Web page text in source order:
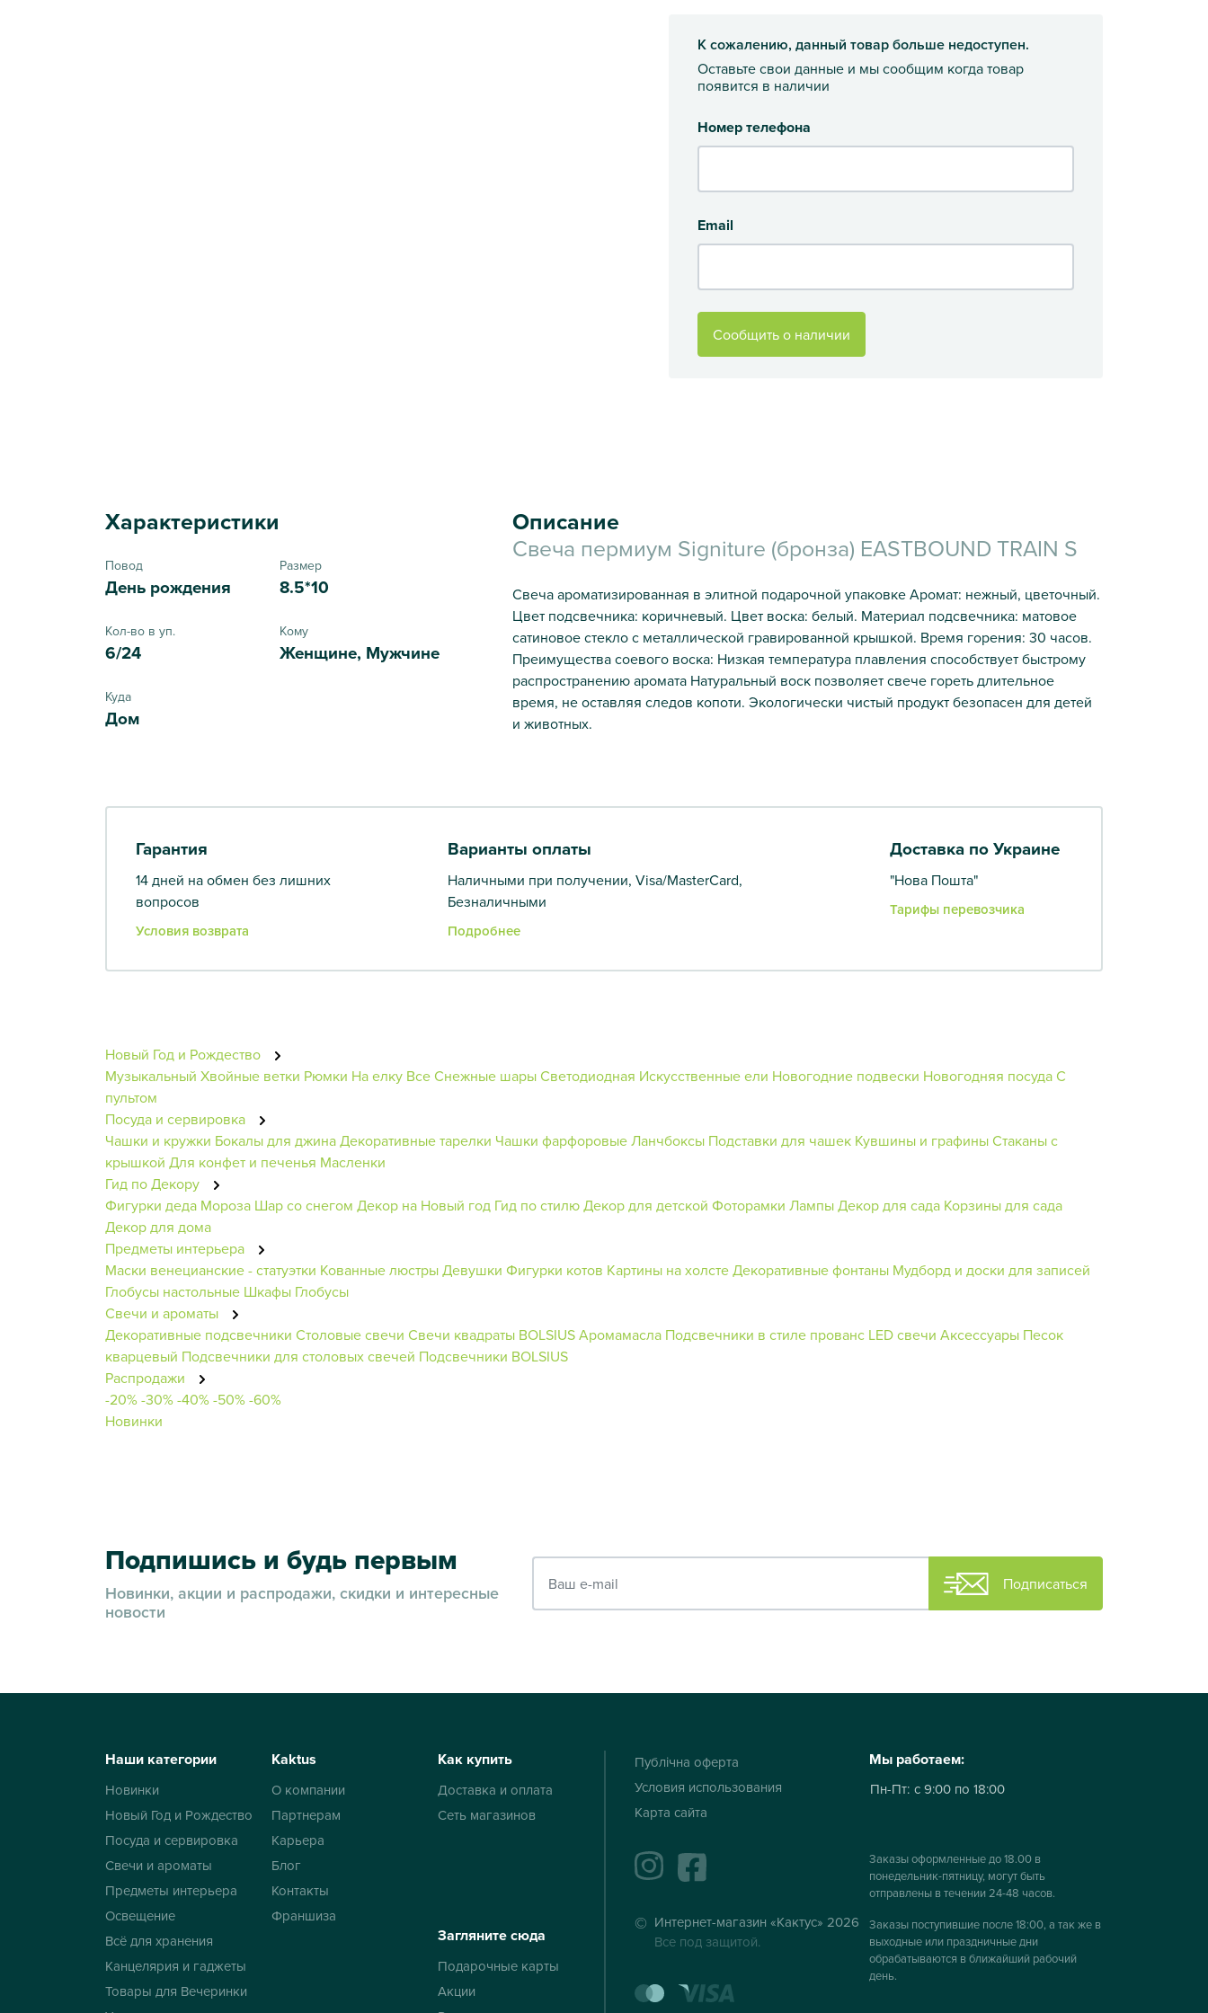
К сожалению, данный товар больше недоступен.
Оставьте свои данные и мы сообщим когда товар
появится в наличии
Номер телефона
Email
Сообщить о наличии
Характеристики
Повод
День рождения
Размер
8.5*10
Кол-во в уп.
6/24
Кому
Женщине, Мужчине
Куда
Дом
Описание
Свеча пермиум Signiture (бронза) EASTBOUND TRAIN S
Свеча ароматизированная в элитной подарочной упаковке Аромат: нежный, цветочный.
Цвет подсвечника: коричневый. Цвет воска: белый. Материал подсвечника: матовое
сатиновое стекло с металлической гравированной крышкой. Время горения: 30 часов.
Преимущества соевого воска: Низкая температура плавления способствует быстрому
распространению аромата Натуральный воск позволяет свече гореть длительное
время, не оставляя следов копоти. Экологически чистый продукт безопасен для детей
и животных.
Гарантия
14 дней на обмен без лишних
вопросов
Условия возврата
Варианты оплаты
Наличными при получении, Visa/MasterCard,
Безналичными
Подробнее
Доставка по Украине
"Нова Пошта"
Тарифы перевозчика
Новый Год и Рождество
Музыкальный Хвойные ветки Рюмки На елку Все Снежные шарыСветодиодная Искусственные ели Новогодние подвески Новогодняя посудаС
пультом
Посуда и сервировка
Чашки и кружки Бокалы для джинаДекоративные тарелки Чашки фарфоровыеЛанчбоксы Подставки для чашек Кувшины и графиныСтаканы с
крышкой Для конфет и печенья Масленки
Гид по Декору
Фигурки деда Мороза Шар со снегом Декор на Новый год Гид по стилюДекор для детской Фоторамки ЛампыДекор для сада Корзины для сада
Декор для дома
Предметы интерьера
Маски венецианские - статуэтки Кованные люстрыДевушки Фигурки котов Картины на холстеДекоративные фонтаны Мудборд и доски для записей
Глобусы настольные Шкафы Глобусы
Свечи и ароматы
Декоративные подсвечники Столовые свечи Свечи квадраты BOLSIUSАромамасла Подсвечники в стиле прованс LED свечи Аксессуары Песок
кварцевый Подсвечники для столовых свечей Подсвечники BOLSIUS
Распродажи
-20%-30%-40%-50%-60%
Новинки
Подпишись и будь первым
Новинки, акции и распродажи, скидки и интересные
новости
Подписаться
Наши категории
Новинки
Новый Год и Рождество
Посуда и сервировка
Свечи и ароматы
Предметы интерьера
Освещение
Всё для хранения
Канцелярия и гаджеты
Товары для Вечеринки
Kaktus
О компании
Партнерам
Карьера
Блог
Контакты
Франшиза
Как купить
Доставка и оплата
Сеть магазинов
Загляните сюда
Подарочные карты
Акции
Публічна оферта
Условия использования
Карта сайта
instagramfacebook
Интернет-магазин «Кактус» 2026
Все под защитой.
mastercard
Мы работаем:
Пн-Пт: с 9:00 по 18:00
Заказы оформленные до 18.00 в
понедельник-пятницу, могут быть
отправлены в течении 24-48 часов.
Заказы поступившие после 18:00, а так же в
выходные или праздничные дни
обрабатываются в ближайший рабочий
день.